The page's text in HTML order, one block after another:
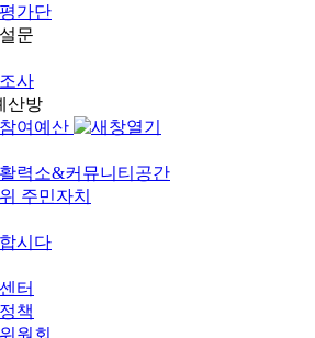
가단
문
사
산방
여예산
력소&커뮤니티공간
주민자치
시다
터
책
원회